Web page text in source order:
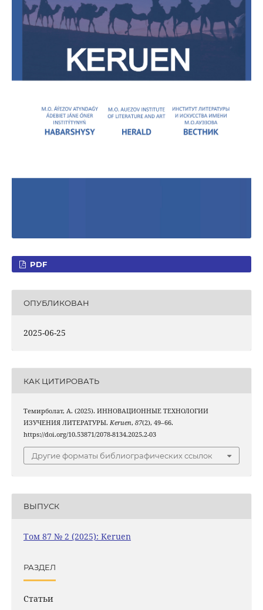
PDF
ОПУБЛИКОВАН
2025-06-25
КАК ЦИТИРОВАТЬ
Темирболат, А. (2025). ИННОВАЦИОННЫЕ ТЕХНОЛОГИИ
ИЗУЧЕНИЯ ЛИТЕРАТУРЫ. Keruen, 87(2), 49–66.
https://doi.org/10.53871/2078-8134.2025.2-03
Другие форматы библиографических ссылок
ВЫПУСК
Том 87 № 2 (2025): Keruen
РАЗДЕЛ
Статьи